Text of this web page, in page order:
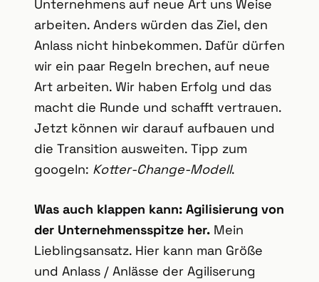
Unternehmens auf neue Art uns Weise
arbeiten. Anders würden das Ziel, den
Anlass nicht hinbekommen. Dafür dürfen
wir ein paar Regeln brechen, auf neue
Art arbeiten. Wir haben Erfolg und das
macht die Runde und schafft vertrauen.
Jetzt können wir darauf aufbauen und
die Transition ausweiten. Tipp zum
googeln: Kotter-Change-Modell.
Was auch klappen kann: Agilisierung von
der Unternehmensspitze her. Mein
Lieblingsansatz. Hier kann man Größe
und Anlass / Anlässe der Agiliserung